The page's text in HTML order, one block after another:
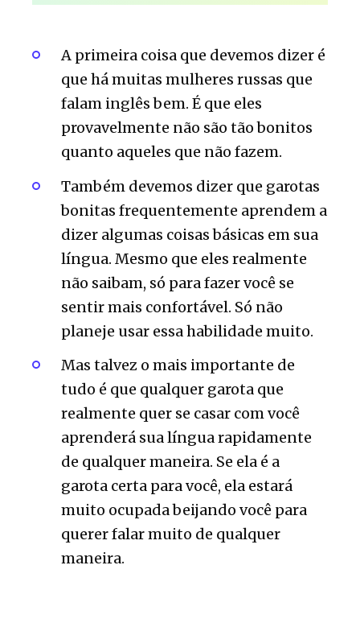
A primeira coisa que devemos dizer é
que há muitas mulheres russas que
falam inglês bem. É que eles
provavelmente não são tão bonitos
quanto aqueles que não fazem.
Também devemos dizer que garotas
bonitas frequentemente aprendem a
dizer algumas coisas básicas em sua
língua. Mesmo que eles realmente
não saibam, só para fazer você se
sentir mais confortável. Só não
planeje usar essa habilidade muito.
Mas talvez o mais importante de
tudo é que qualquer garota que
realmente quer se casar com você
aprenderá sua língua rapidamente
de qualquer maneira. Se ela é a
garota certa para você, ela estará
muito ocupada beijando você para
querer falar muito de qualquer
maneira.